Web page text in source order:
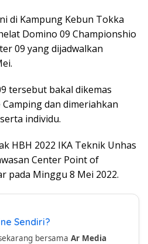
di Kampung Kebun Tokka
Domino 09 Championshio
09 yang dijadwalkan
tersebut bakal dikemas
dan dimeriahkan
individu.
HBH 2022 IKA Teknik Unhas
Center Point of
pada Minggu 8 Mei 2022.
Sendiri?
bersama Ar Media